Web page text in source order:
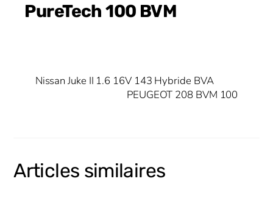
PureTech 100 BVM
Nissan Juke II 1.6 16V 143 Hybride BVA
PEUGEOT 208 BVM 100
Articles similaires